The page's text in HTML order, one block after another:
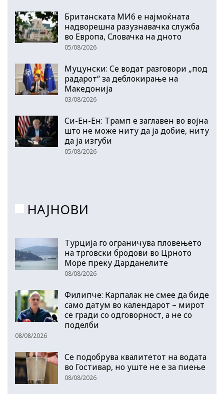
Британската МИ6 е најмоќната
надворешна разузнавачка служба
во Европа, Словачка на дното
05/08/2026
Муцунски: Се водат разговори „под
радарот“ за деблокирање на
Македонија
03/08/2026
Си-Ен-Ен: Трамп е заглавен во војна
што не може ниту да ја добие, ниту
да ја изгуби
05/08/2026
НАЈНОВИ
Турција го ограничува пловењето
на трговски бродови во Црното
Море преку Дарданелите
08/08/2026
Филипче: Карпалак не смее да биде
само датум во календарот – мирот
се гради со одговорност, а не со
поделби
08/08/2026
Се подобрува квалитетот на водата
во Гостивар, но уште не е за пиење
08/08/2026